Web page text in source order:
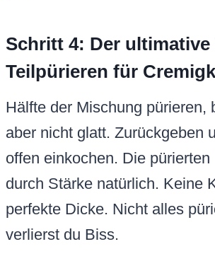
Schritt 4: Der ultimative
Teilpürieren für
Hälfte der Mischung pürieren,
aber nicht glatt. Zurückgeben
offen einkochen. Die
durch Stärke natürlich. Keine
perfekte Dicke. Nicht alles
verlierst du Biss.